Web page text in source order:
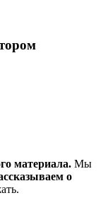
материала. Мы
о